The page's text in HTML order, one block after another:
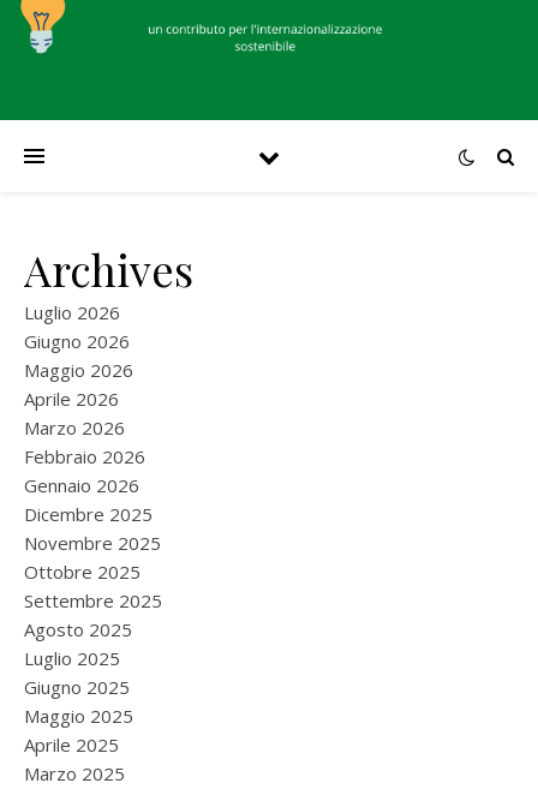
Archives
Luglio 2026
Giugno 2026
Maggio 2026
Aprile 2026
Marzo 2026
Febbraio 2026
Gennaio 2026
Dicembre 2025
Novembre 2025
Ottobre 2025
Settembre 2025
Agosto 2025
Luglio 2025
Giugno 2025
Maggio 2025
Aprile 2025
Marzo 2025